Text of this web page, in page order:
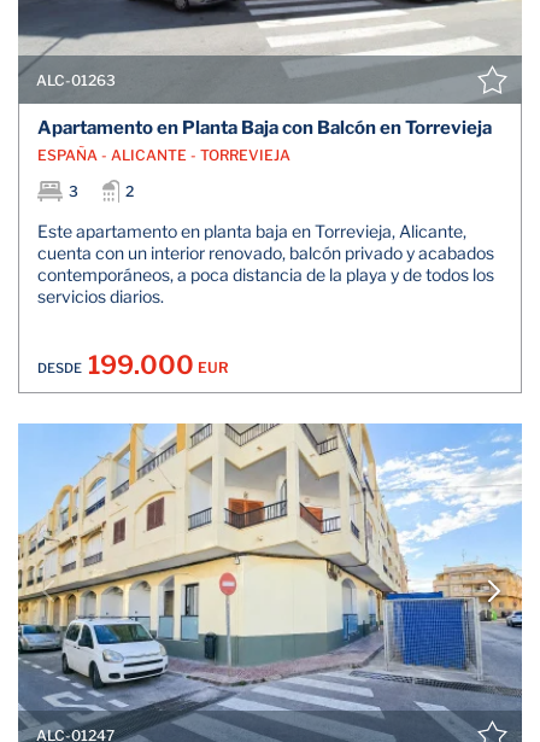
ALC-01263
Apartamento en Planta Baja con Balcón en Torrevieja
ESPAÑA - ALICANTE - TORREVIEJA
3
2
Este apartamento en planta baja en Torrevieja, Alicante,
cuenta con un interior renovado, balcón privado y acabados
contemporáneos, a poca distancia de la playa y de todos los
servicios diarios.
DESDE 199.000 EUR
ALC-01247